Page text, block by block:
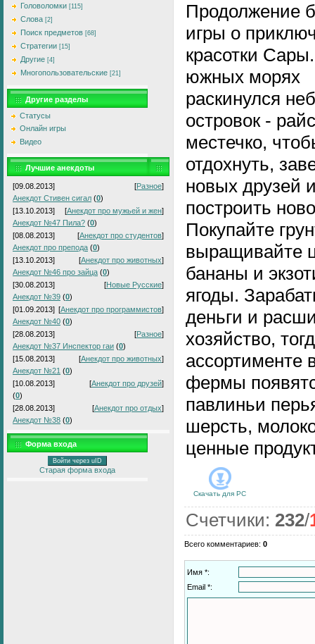
Головоломки [115]
Слова [2]
Поиск предметов [68]
Стратегии [15]
Другие [4]
Многопользовательские [21]
Другие разделы
Статусы
Онлайн игры
Видео
Лучшие анекдоты
[09.08.2013] [Разное]
Анекдот Стивен сигал (0)
[13.10.2013]
[Анекдот про мужьей и жен]
Анекдот №47 Пила? (0)
[08.08.2013]
[Анекдот про студентов]
Анекдот про препода (0)
[13.10.2013]
[Анекдот про животных]
Анекдот №46 про зайца (0)
[30.08.2013]
[Новые Русские]
Анекдот №39 (0)
[01.09.2013] [Анекдот про программистов]
Анекдот №40 (0)
[28.08.2013]
[Разное]
Анекдот №37 Инспектор гаи (0)
[15.08.2013]
[Анекдот про животных]
Анекдот №21 (0)
[10.08.2013]
[Анекдот про друзей]
(0)
[28.08.2013]
[Анекдот про отдых]
Анекдот №38 (0)
Форма входа
Войти через uID
Старая форма входа
Продолжение
игры о
красотки
южных морях
раскинулся
островок -
местечко,
отдохнуть,
новых друзей
построить
Покупайте
выращивайте
бананы и
ягоды.
деньги и
хозяйство,
ассортименте
фермы
павлиньи
шерсть,
ценные
Скачать для PC
Счетчики: 232/
Всего комментариев: 0
Имя *:
Email *: